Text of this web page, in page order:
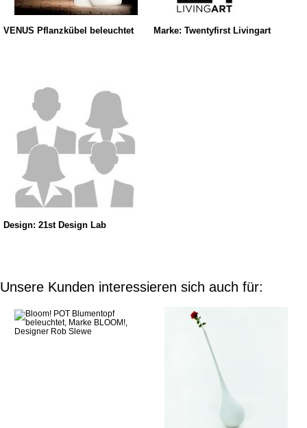
VENUS Pflanzkübel beleuchtet Marke: Twentyfirst Livingart
Design: 21st Design Lab
Unsere Kunden interessieren sich auch für: